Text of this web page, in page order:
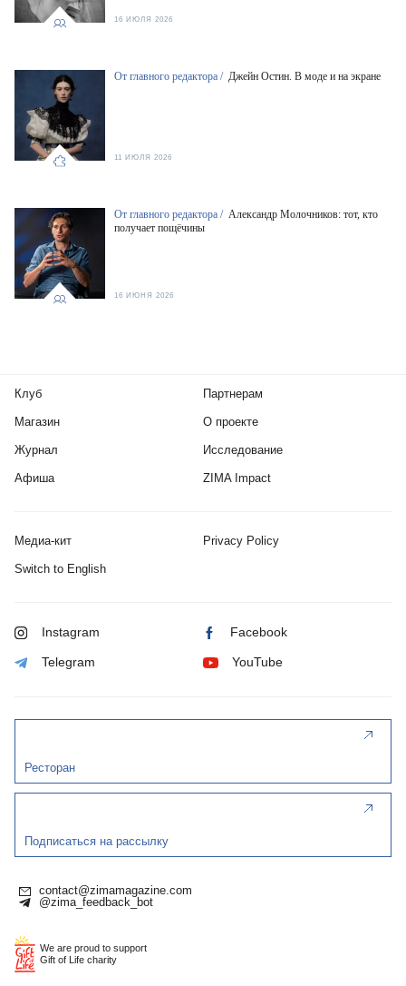
16 ИЮЛЯ 2026
От главного редактора / Джейн Остин. В моде и на экране
11 ИЮЛЯ 2026
От главного редактора / Александр Молочников: тот, кто
получает пощёчины
16 ИЮНЯ 2026
Клуб
Магазин
Журнал
Афиша
Партнерам
О проекте
Исследование
ZIMA Impact
Медиа-кит Privacy Policy
Switch to English
Instagram Facebook
Telegram YouTube
Ресторан
Подписаться на рассылку
contact@zimamagazine.com
@zima_feedback_bot
We are proud to support
Gift of Life charity